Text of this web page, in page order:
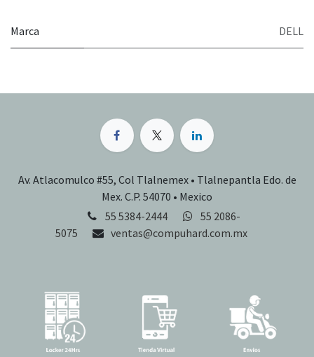
Marca DELL
Av. Atlacomulco #55, Col Tlalnemex • Tlalnepantla Edo. de
Mex. C.P. 54070 • Mexico
55 5384-2444
55 2086-
5075
ventas@compuhard.com.mx